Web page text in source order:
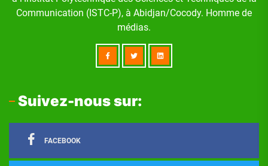
Communication (ISTC-P), à Abidjan/Cocody. Homme de
médias.
Suivez-nous sur:
FACEBOOK